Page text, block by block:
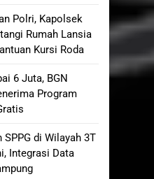
Mutiara
Polri, Kapolsek
Rumah Lansia
Kursi Roda
6 Juta, BGN
Program
di Wilayah 3T
Integrasi Data